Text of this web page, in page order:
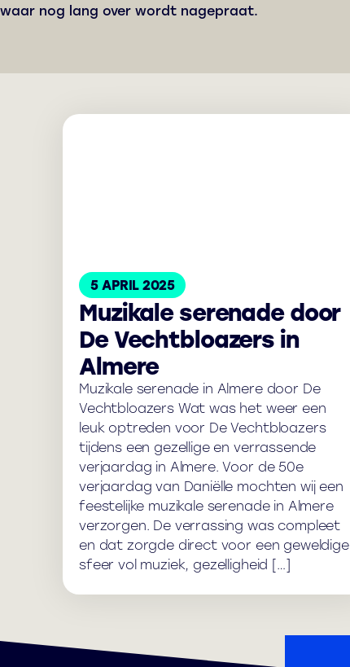
waar nog lang over wordt nagepraat.
5 APRIL 2025
Muzikale serenade door
De Vechtbloazers in
Almere
Muzikale serenade in Almere door De
Vechtbloazers Wat was het weer een
leuk optreden voor De Vechtbloazers
tijdens een gezellige en verrassende
verjaardag in Almere. Voor de 50e
verjaardag van Daniëlle mochten wij een
feestelijke muzikale serenade in Almere
verzorgen. De verrassing was compleet
en dat zorgde direct voor een geweldige
sfeer vol muziek, gezelligheid […]